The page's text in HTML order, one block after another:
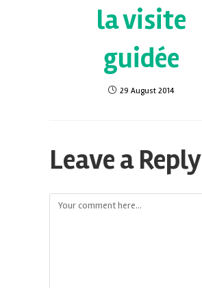
la visite
guidée
29 August 2014
Leave a Reply